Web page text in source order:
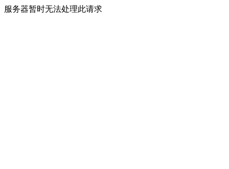
服务器暂时无法处理此请求